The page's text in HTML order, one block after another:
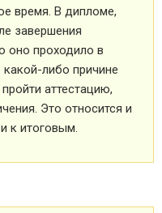
время. В дипломе,
завершения
оно проходило в
либо причине
аттестацию,
Это относится и
к итоговым.